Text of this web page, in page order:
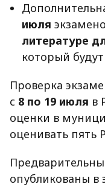
июля
литературе
который
Проверка
с 8 по 19 июля в
оценки в
оценивать пять
опубликованы в